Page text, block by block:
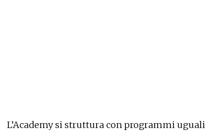
L’Academy si struttura con programmi uguali